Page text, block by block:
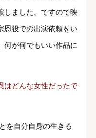
しました。ですので映
恩役での出演依頼をい
何が何でもいい作品に
どんな女性だったで
を自分自身の生きる